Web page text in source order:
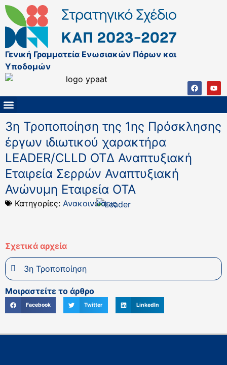
Γενική Γραμματεία Ενωσιακών Πόρων και
Υποδομών
3η Τροποποίηση της 1ης Πρόσκλησης
έργων ιδιωτικού χαρακτήρα
LEADER/CLLD ΟΤΔ Αναπτυξιακή
Εταιρεία Σερρών Αναπτυξιακή
Ανώνυμη Εταιρεία ΟΤΑ
Κατηγορίες: Ανακοινώσεις
Σχετικά αρχεία
3η Τροποποίηση
Μοιραστείτε το άρθρο
Facebook Twitter LinkedIn